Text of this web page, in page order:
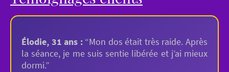
Élodie, 31 ans :“Mon dos était très raide. Après
la séance, je me suis sentie libérée et j’ai mieux
dormi.”